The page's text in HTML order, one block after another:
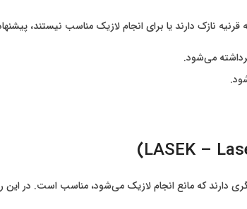
نازک دارند یا برای انجام لازیک مناسب نیستند،
برداشته می‌شود.
دارند که مانع انجام لازیک می‌شود، مناسب است. در